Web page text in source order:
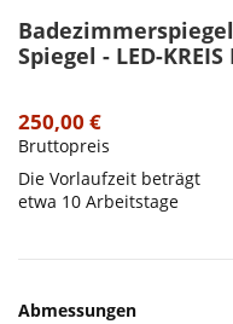
Spiegel - LED-KREIS
250,00 €
Bruttopreis
Die Vorlaufzeit beträgt
etwa 10 Arbeitstage
Abmessungen